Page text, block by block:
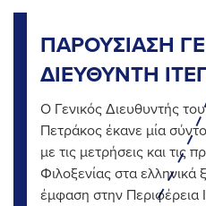
ΠΑΡΟΥΣΙΑΣΗ
ΔΙΕΥΘΥΝΤΗ
Ο Γενικός Διευθυντής
Πετράκος έκανε μία
με τις μετρήσεις και τις
Φιλοξενίας στα ελληνικά
έμφαση στην